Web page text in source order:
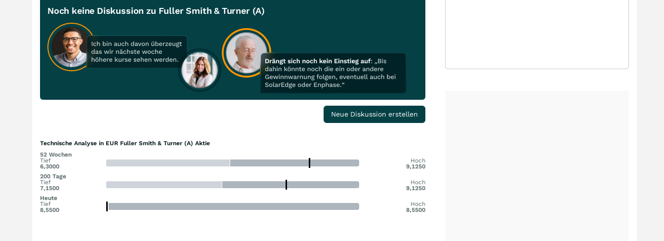
Noch keine Diskussion zu Fuller Smith & Turner (A)
Neue Diskussion erstellen
Technische Analyse in EUR Fuller Smith & Turner (A) Aktie
52 Wochen
Tief
6,3000
Hoch
9,1250
200 Tage
Tief
7,1500
Hoch
9,1250
Heute
Tief
8,5500
Hoch
8,5500